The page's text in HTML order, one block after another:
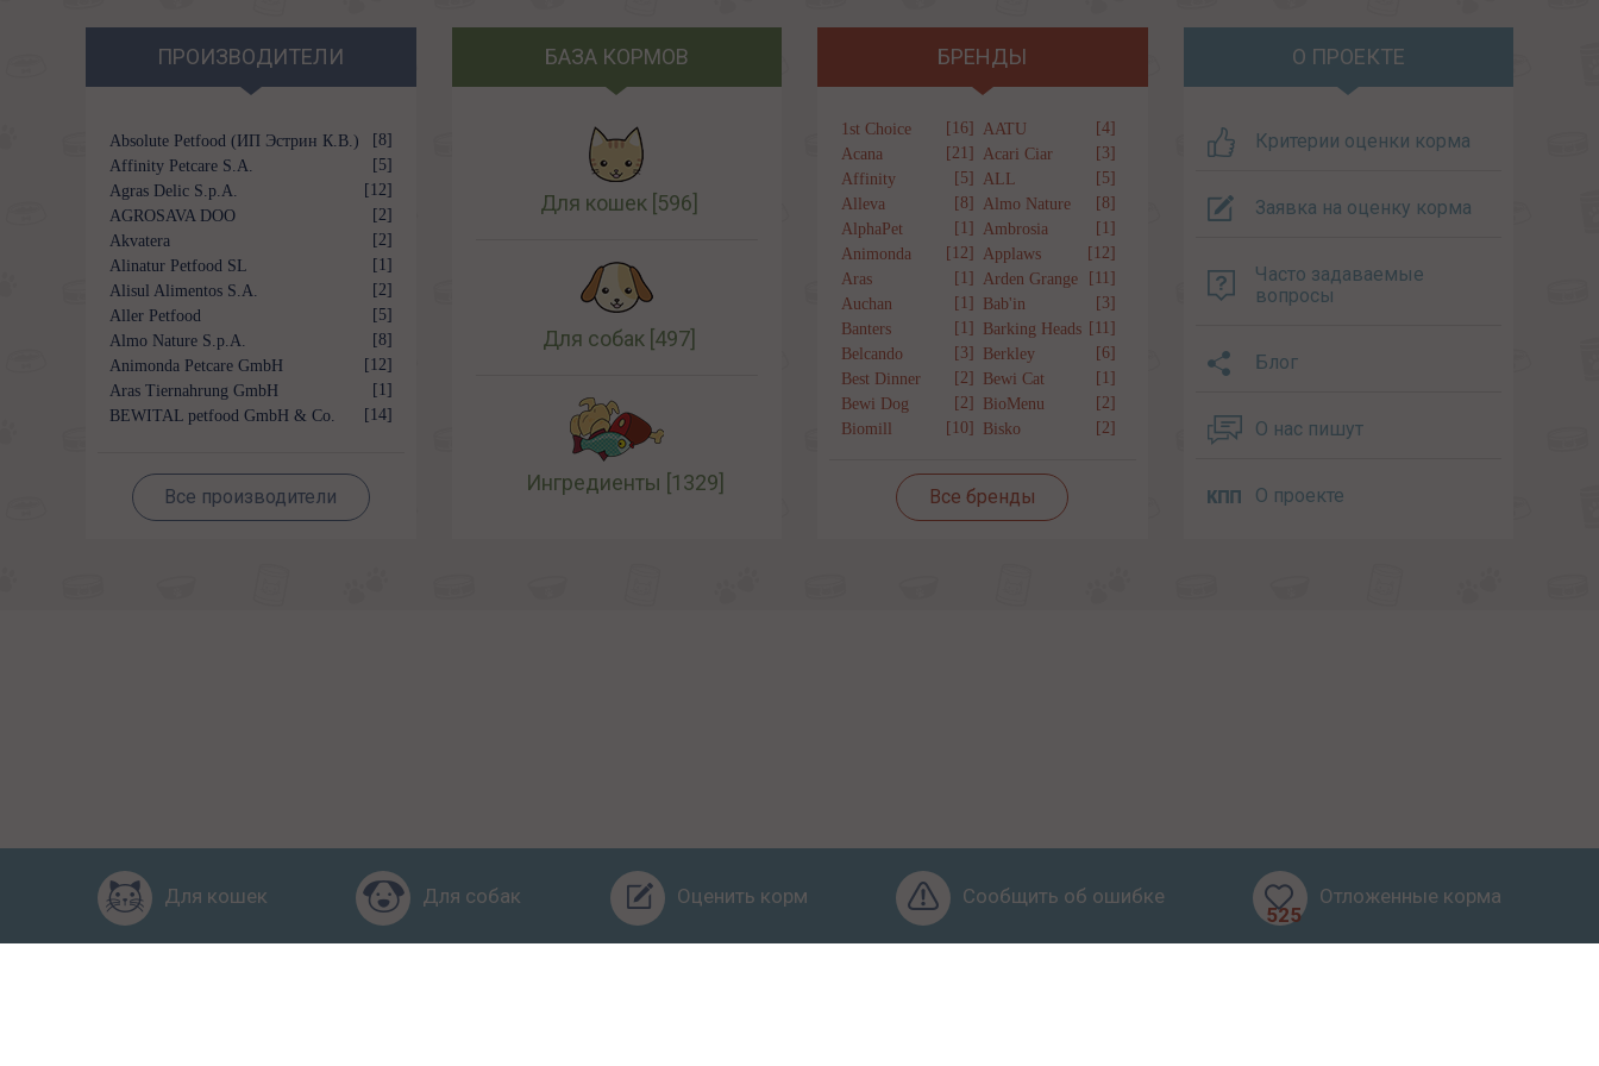
ПРОИЗВОДИТЕЛИ
Absolute Petfood (ИП Эстрин К.В.)
[8]
Affinity Petcare S.A.
[5]
Agras Delic S.p.A.
[12]
AGROSAVA DOO
[2]
Akvatera
[2]
Alinatur Petfood SL
[1]
Alisul Alimentos S.A.
[2]
Aller Petfood
[5]
Almo Nature S.p.A.
[8]
Animonda Petcare GmbH
[12]
Aras Tiernahrung GmbH
[1]
BEWITAL petfood GmbH & Co.
[14]
Все производители
БАЗА КОРМОВ
Для кошек [596]
Для собак [497]
Ингредиенты [1329]
БРЕНДЫ
1st Choice [16] AATU
[4]
Acana
[21] Acari Ciar
[3]
Affinity
[5] ALL
[5]
Alleva
[8] Almo Nature
[8]
AlphaPet
[1] Ambrosia
[1]
Animonda
[12] Applaws
[12]
Aras
[1] Arden Grange
[11]
Auchan
[1] Bab'in
[3]
Banters
[1] Barking Heads [11]
Belcando
[3] Berkley
[6]
Best Dinner
[2] Bewi Cat
[1]
Bewi Dog
[2] BioMenu
[2]
Biomill
[10] Bisko [2]
Все бренды
О ПРОЕКТЕ
Критерии оценки корма
Заявка на оценку корма
Часто задаваемые
вопросы
Блог
О нас пишут
О проекте
Для кошек Для собак Оценить корм
Сообщить об ошибке
525
Отложенные корма